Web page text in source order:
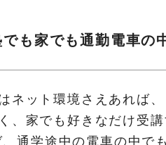
でも家でも通勤電車の
ネット環境さえあれば
、家でも好きなだけ受
通学途中の電車の中で